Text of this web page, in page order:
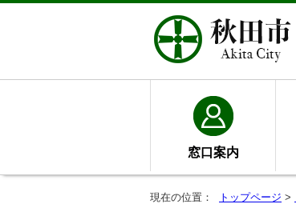
窓口案内
現在の位置： トップページ >